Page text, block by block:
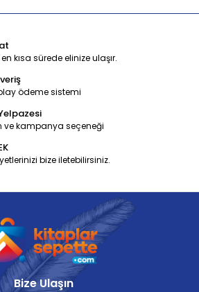
kısa sürede elinize ulaşır.
ödeme sistemi
ve kampanya seçeneği
bize iletebilirsiniz.
Bize Ulaşın